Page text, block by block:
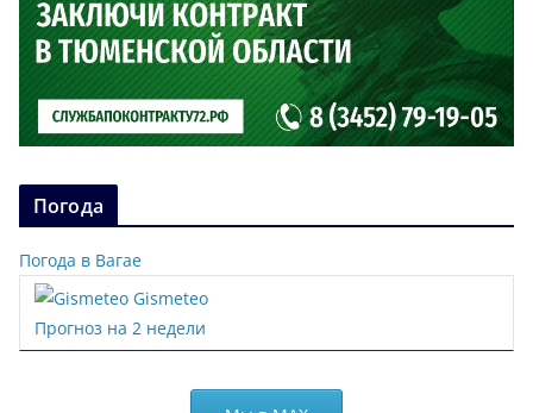
Погода
Погода в Вагае
Gismeteo
Прогноз на 2 недели